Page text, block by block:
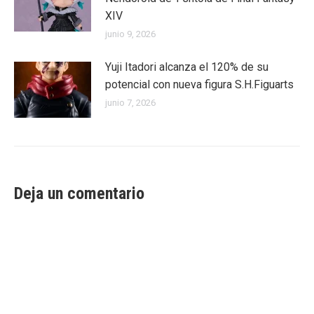
XIV
junio 9, 2026
Yuji Itadori alcanza el 120% de su
potencial con nueva figura S.H.Figuarts
junio 7, 2026
Deja un comentario